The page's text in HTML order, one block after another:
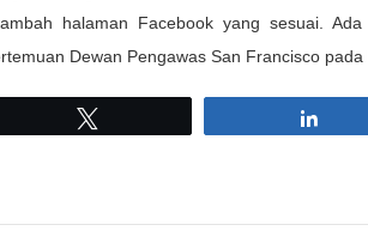
halaman Facebook yang sesuai.
Dewan Pengawas San Francisco pada